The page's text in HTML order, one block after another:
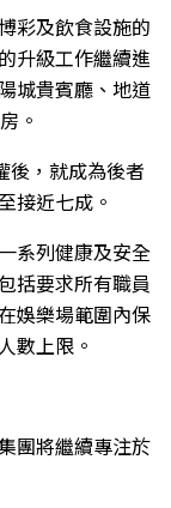
彩及飲食設施的
升級工作繼續進
城貴賓廳、地道
。
後，就成為後者
接近七成。
系列健康及安全
括要求所有職員
娛樂場範圍內保
數上限。
團將繼續專注於